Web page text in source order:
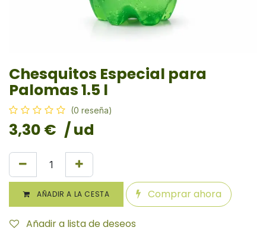
Chesquitos Especial para
Palomas 1.5 l
(0 reseña)
3,30 € / ud
AÑADIR A LA CESTA Comprar ahora
Añadir a lista de deseos